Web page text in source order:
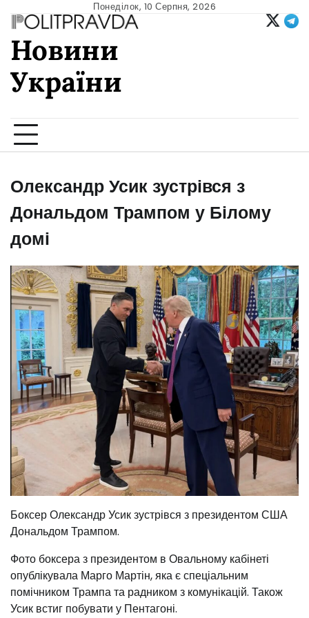
content
Понеділок, 10 Серпня, 2026
Новини
України
Олександр Усик зустрівся з
Дональдом Трампом у Білому
домі
Боксер Олександр Усик зустрівся з президентом США
Дональдом Трампом.
Фото боксера з президентом в Овальному кабінеті
опублікувала Марго Мартін, яка є спеціальним
помічником Трампа та радником з комунікацій. Також
Усик встиг побувати у Пентагоні.